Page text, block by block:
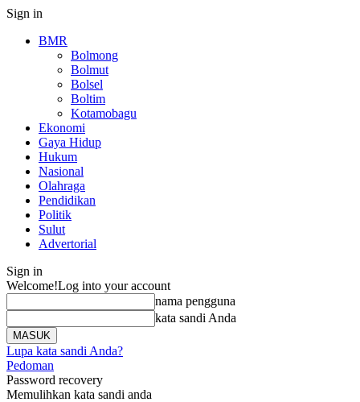
Sign in
BMR
Bolmong
Bolmut
Bolsel
Boltim
Kotamobagu
Ekonomi
Gaya Hidup
Hukum
Nasional
Olahraga
Pendidikan
Politik
Sulut
Advertorial
Sign in
Welcome!Log into your account
nama pengguna
kata sandi Anda
Lupa kata sandi Anda?
Pedoman
Password recovery
Memulihkan kata sandi anda